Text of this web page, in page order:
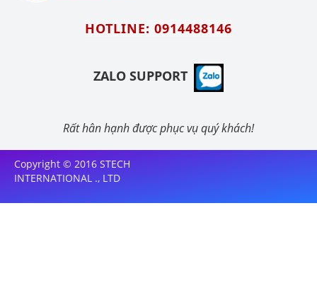
HOTLINE: 0914488146
ZALO SUPPORT
Rất hân hạnh được phục vụ quý khách!
Copyright © 2016 STECH
INTERNATIONAL ., LTD